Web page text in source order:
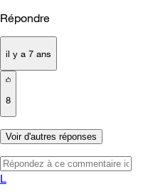
Répondre
il y a 7 ans
8
Voir d'autres réponses
L